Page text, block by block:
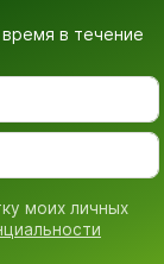
в течение
моих личных